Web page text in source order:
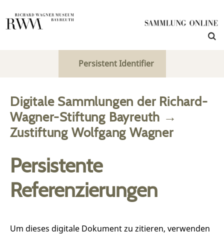
Persistent Identifier
Digitale Sammlungen der Richard-
Wagner-Stiftung Bayreuth →
Zustiftung Wolfgang Wagner
Persistente
Referenzierungen
Um dieses digitale Dokument zu zitieren, verwenden